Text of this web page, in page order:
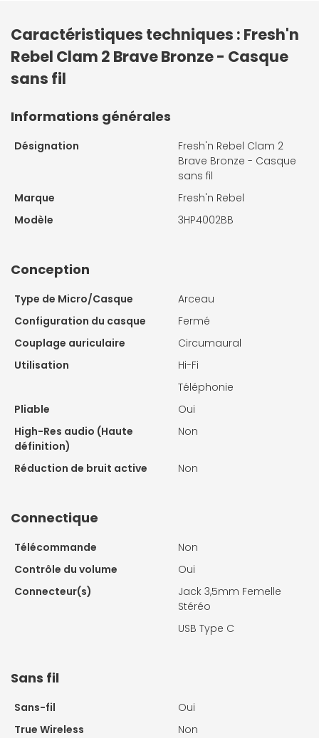
Caractéristiques techniques : Fresh'n
Rebel Clam 2 Brave Bronze - Casque
sans fil
Informations générales
Désignation
Fresh'n Rebel Clam 2
Brave Bronze - Casque
sans fil
Marque
Fresh'n Rebel
Modèle
3HP4002BB
Conception
Type de Micro/Casque
Arceau
Configuration du casque
Fermé
Couplage auriculaire
Circumaural
Utilisation
Hi-Fi
Téléphonie
Pliable
Oui
High-Res audio (Haute
définition)
Non
Réduction de bruit active Non
Connectique
Télécommande
Non
Contrôle du volume
Oui
Connecteur(s)
Jack 3,5mm Femelle
Stéréo
USB Type C
Sans fil
Sans-fil
Oui
True Wireless
Non